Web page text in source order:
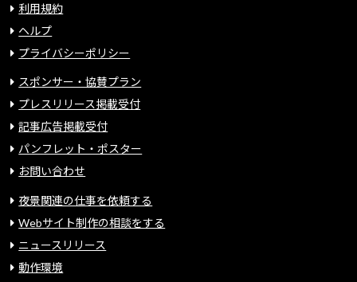
利用規約
ヘルプ
プライバシーポリシー
スポンサー・協賛プラン
プレスリリース掲載受付
記事広告掲載受付
パンフレット・ポスター
お問い合わせ
夜景関連の仕事を依頼する
Webサイト制作の相談をする
ニュースリリース
動作環境